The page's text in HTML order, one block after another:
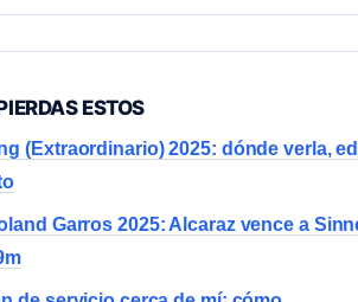
ESTOS
(Extraordinario) 2025: dónde verla,
Garros 2025: Alcaraz vence a